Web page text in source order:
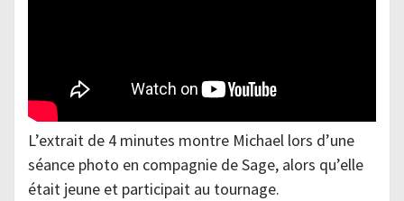
L’extrait de 4 minutes montre Michael lors d’une
séance photo en compagnie de Sage, alors qu’elle
était jeune et participait au tournage.